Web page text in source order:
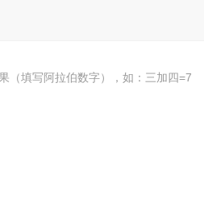
（填写阿拉伯数字），如：三加四=7